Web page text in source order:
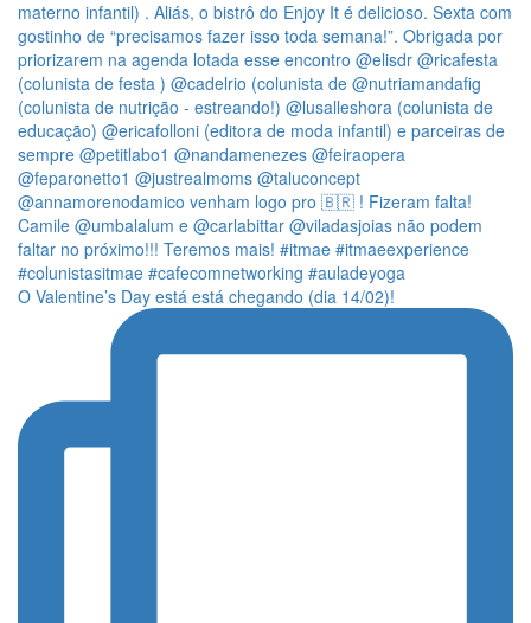
O Valentine’s Day está está chegando (dia 14/02)!